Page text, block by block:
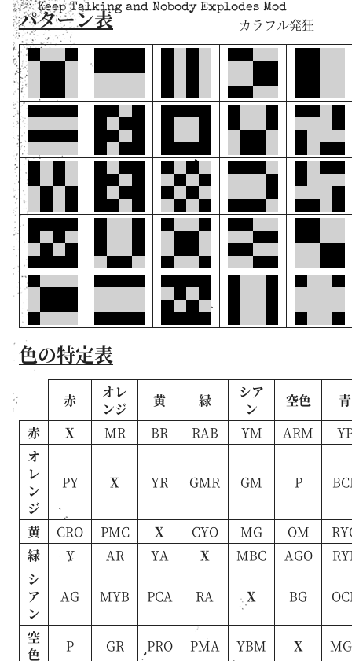
Keep Talking and Nobody Explodes Mod
カラフル発狂
パターン表
色の特定表
赤
オレ
ンジ
黄 緑
シア
ン
空色
青
赤
X MR BR RAB YM ARM
オ
レ
ン
ジ
PY X YR GMR GM P
黄 CRO PMC X CYO MG OM
緑
Y AR YA X MBC AGO
シ
ア
ン
AG MYB PCA RA X BG
空
色
P GR PRO PMA YBM X